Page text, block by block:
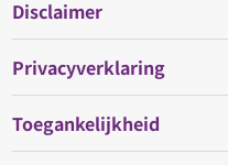
Disclaimer
Privacyverklaring
Toegankelijkheid